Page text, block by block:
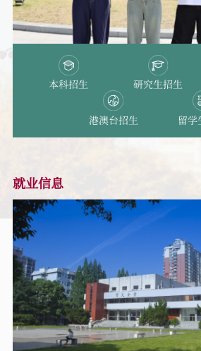
本科招生 研究生招生
港澳台招生 留学
就业信息